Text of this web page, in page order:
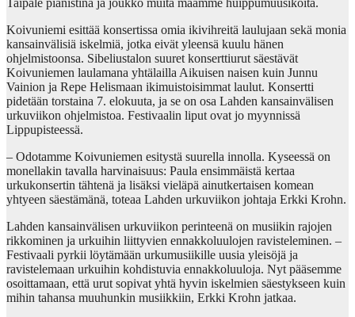
Taipale pianistina ja joukko muita maamme huippumuusikoita.
Koivuniemi esittää konsertissa omia ikivihreitä laulujaan sekä monia
kansainvälisiä iskelmiä, jotka eivät yleensä kuulu hänen
ohjelmistoonsa. Sibeliustalon suuret konserttiurut säestävät
Koivuniemen laulamana yhtälailla Aikuisen naisen kuin Junnu
Vainion ja Repe Helismaan ikimuistoisimmat laulut. Konsertti
pidetään torstaina 7. elokuuta, ja se on osa Lahden kansainvälisen
urkuviikon ohjelmistoa. Festivaalin liput ovat jo myynnissä
Lippupisteessä.
– Odotamme Koivuniemen esitystä suurella innolla. Kyseessä on
monellakin tavalla harvinaisuus: Paula ensimmäistä kertaa
urkukonsertin tähtenä ja lisäksi vieläpä ainutkertaisen komean
yhtyeen säestämänä, toteaa Lahden urkuviikon johtaja Erkki Krohn.
Lahden kansainvälisen urkuviikon perinteenä on musiikin rajojen
rikkominen ja urkuihin liittyvien ennakkoluulojen ravisteleminen. –
Festivaali pyrkii löytämään urkumusiikille uusia yleisöjä ja
ravistelemaan urkuihin kohdistuvia ennakkoluuloja. Nyt pääsemme
osoittamaan, että urut sopivat yhtä hyvin iskelmien säestykseen kuin
mihin tahansa muuhunkin musiikkiin, Erkki Krohn jatkaa.